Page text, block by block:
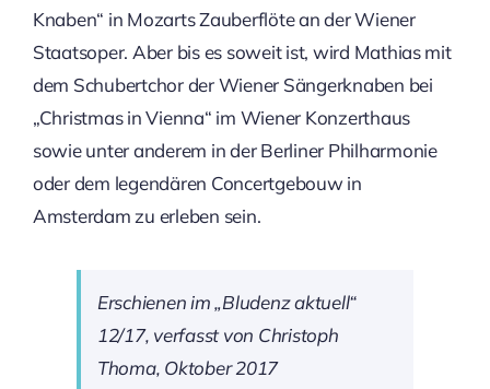
Knaben“ in Mozarts Zauberflöte an der Wiener
Staatsoper. Aber bis es soweit ist, wird Mathias mit
dem Schubertchor der Wiener Sängerknaben bei
„Christmas in Vienna“ im Wiener Konzerthaus
sowie unter anderem in der Berliner Philharmonie
oder dem legendären Concertgebouw in
Amsterdam zu erleben sein.
Erschienen im „Bludenz aktuell“
12/17, verfasst von Christoph
Thoma, Oktober 2017